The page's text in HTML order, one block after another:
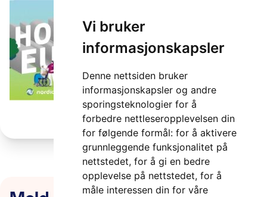
Vi bruker
informasjonskapsler
Denne nettsiden bruker
informasjonskapsler og andre
sporingsteknologier for å
forbedre nettleseropplevelsen din
for følgende formål: for å aktivere
grunnleggende funksjonalitet på
nettstedet, for å gi en bedre
opplevelse på nettstedet, for å
måle interessen din for våre